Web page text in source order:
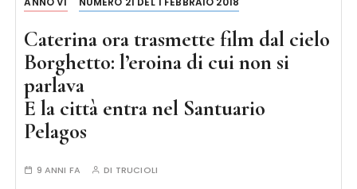
Caterina ora trasmette film dal cielo
Borghetto: l’eroina di cui non si
parlava
E la città entra nel Santuario
Pelagos
9 ANNI FA DI TRUCIOLI